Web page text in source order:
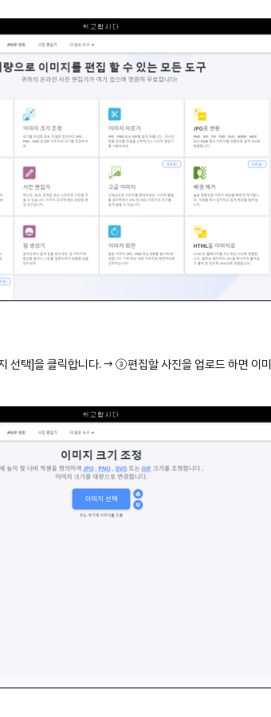
선택]을 클릭합니다. → ③편집할 사진을 업로드 하면 이